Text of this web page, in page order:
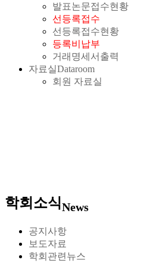
발표논문접수현황
선등록접수
선등록접수현황
등록비납부
거래명세서출력
자료실Dataroom
회원 자료실
학회소식News
공지사항
보도자료
학회관련뉴스